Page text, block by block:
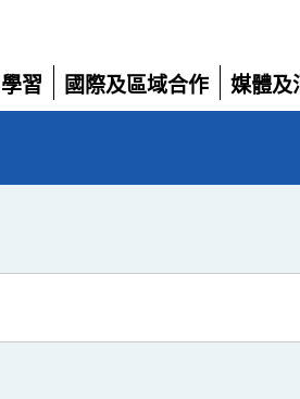
學習
展
國際及區域合作
展
媒體及
展